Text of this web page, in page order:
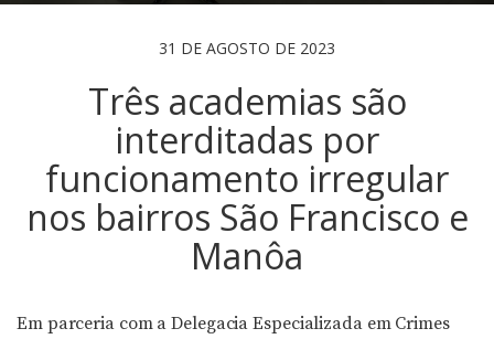
31 DE AGOSTO DE 2023
Três academias são
interditadas por
funcionamento irregular
nos bairros São Francisco e
Manôa
Em parceria com a Delegacia Especializada em Crimes